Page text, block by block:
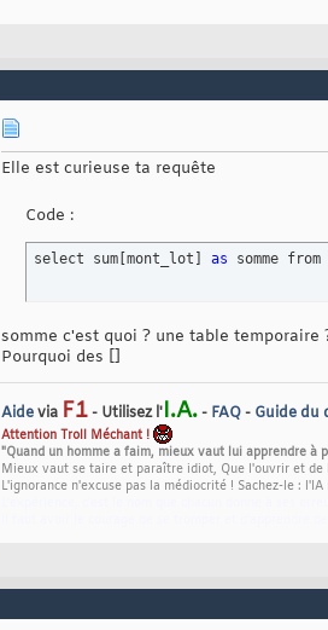
Elle est curieuse ta requête
Code :
select sum mont_lot as somme from
somme c'est quoi ? une table temporaire
Pourquoi des []
Aidevia F1- Utilisez l'I.A.- FAQ- Guide du
Attention Troll Méchant !
"Quand un homme a faim, mieux vaut lui apprendre à
Mieux vaut se taire et paraître idiot, Que l'ouvrir et de
L'ignorance n'excuse pas la médiocrité ! Sachez-le :